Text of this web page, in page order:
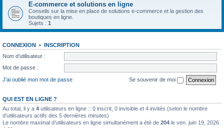
E-commerce et solutions en ligne
Conseils sur la mise en place de solutions e-commerce et la gestion des
boutiques en ligne.
Sujets : 1
CONNEXION • INSCRIPTION
Nom d’utilisateur :
Mot de passe :
J’ai oublié mon mot de passe
Se souvenir de moi
QUI EST EN LIGNE ?
Au total, il y a 4 utilisateurs en ligne :: 0 inscrit, 0 invisible et 4 invités (selon le nombre
d’utilisateurs actifs des 5 dernières minutes)
Le nombre maximal d’utilisateurs en ligne simultanément a été de 204 le ven. juin 19, 2026